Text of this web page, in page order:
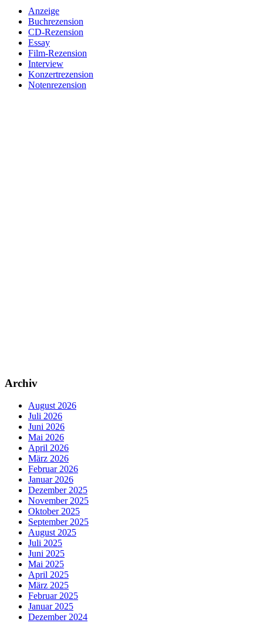
Anzeige
Buchrezension
CD-Rezension
Essay
Film-Rezension
Interview
Konzertrezension
Notenrezension
Archiv
August 2026
Juli 2026
Juni 2026
Mai 2026
April 2026
März 2026
Februar 2026
Januar 2026
Dezember 2025
November 2025
Oktober 2025
September 2025
August 2025
Juli 2025
Juni 2025
Mai 2025
April 2025
März 2025
Februar 2025
Januar 2025
Dezember 2024